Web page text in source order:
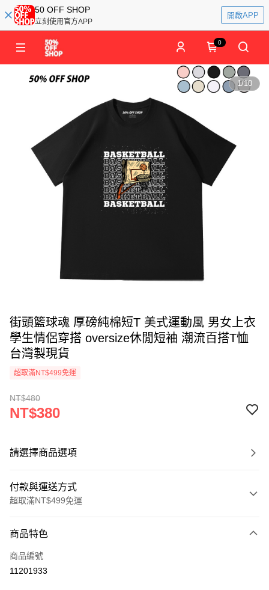
50 OFF SHOP
立刻使用官方APP
開啟APP
0
1/10
街頭籃球魂 厚磅純棉短T 美式運動風 男女上衣
學生情侶穿搭 oversize休閒短袖 潮流百搭T恤
台灣製現貨
超取滿NT$499免運
NT$480
NT$380
請選擇商品選項
付款與運送方式
超取滿NT$499免運
信用卡一次付款
超商取貨付款
商品特色
商品編號
11201933